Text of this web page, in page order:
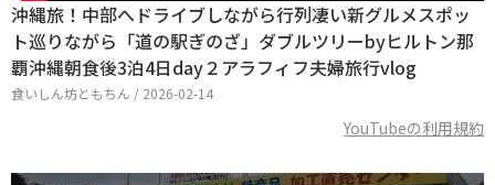
沖縄旅！中部へドライブしながら行列凄い新グルメスポッ
ト巡りながら「道の駅ぎのざ」ダブルツリーbyヒルトン那
覇沖縄朝食後3泊4日day２アラフィフ夫婦旅行vlog
食いしん坊ともちん / 2026-02-14
YouTubeの利用規約